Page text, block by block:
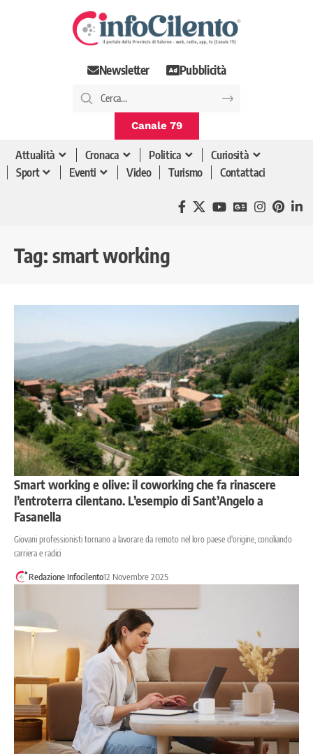
Newsletter Pubblicità
Canale 79
Attualità Cronaca Politica
Curiosità
Sport
Eventi Video Turismo Contattaci
Tag: smart working
Smart working e olive: il coworking che fa rinascere
l’entroterra cilentano. L’esempio di Sant’Angelo a
Fasanella
Giovani professionisti tornano a lavorare da remoto nel loro paese d'origine, conciliando
carriera e radici
Redazione Infocilento12 Novembre 2025